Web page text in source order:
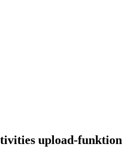
upload-funktion